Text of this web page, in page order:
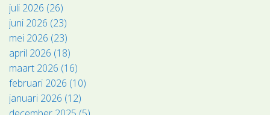
juli 2026 (26)
juni 2026 (23)
mei 2026 (23)
april 2026 (18)
maart 2026 (16)
februari 2026 (10)
januari 2026 (12)